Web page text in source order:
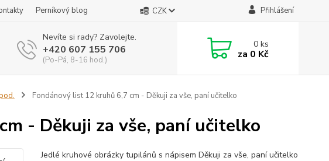
Perníkový blog CZK Přihlášení
Nevíte si rady? Zavolejte.
+420 607 155 706
(Po-Pá, 8-16 hod.)
0ks
za 0 Kč
Fondánový list 12 kruhů 6,7 cm - Děkuji za vše, paní učitelko
- Děkuji za vše, paní učitelko
Jedlé kruhové obrázky tupilánů s nápisem Děkuji za vše, paní učitelko